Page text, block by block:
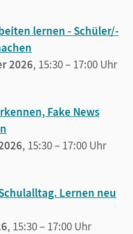
lernen - Schüler/-
2026, 15:30 – 17:00 Uhr
Fake News
, 15:30 – 17:00 Uhr
Lernen neu
, 15:30 – 17:00 Uhr